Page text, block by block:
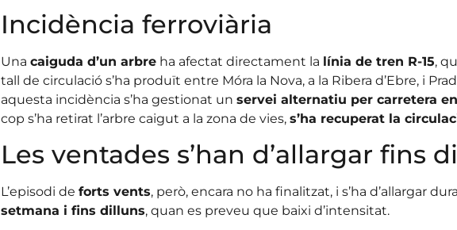
Incidència ferroviària
Una caiguda d’un arbreha afectat directament la línia de tren R-15,
tall de circulació s’ha produït entre Móra la Nova, a la Ribera d’Ebre, i
aquesta incidència s’ha gestionat un servei alternatiu per carretera
cop s’ha retirat l’arbre caigut a la zona de vies, s’ha recuperat la
Les ventades s’han d’allargar fins
L’episodi de forts vents, però, encara no ha finalitzat, i s’ha d’allargar
setmana i fins dilluns, quan es preveu que baixi d’intensitat.